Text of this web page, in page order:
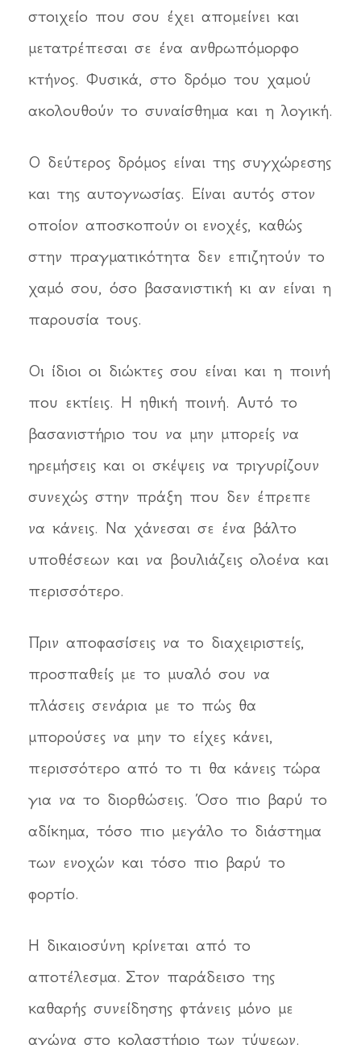
στοιχείο που σου έχει απομείνει και
μετατρέπεσαι σε ένα ανθρωπόμορφο
κτήνος. Φυσικά, στο δρόμο του χαμού
ακολουθούν το συναίσθημα και η λογική.
Ο δεύτερος δρόμος είναι της συγχώρεσης
και της αυτογνωσίας. Είναι αυτός στον
οποίον αποσκοπούν οι ενοχές, καθώς
στην πραγματικότητα δεν επιζητούν το
χαμό σου, όσο βασανιστική κι αν είναι η
παρουσία τους.
Οι ίδιοι οι διώκτες σου είναι και η ποινή
που εκτίεις. Η ηθική ποινή. Αυτό το
βασανιστήριο του να μην μπορείς να
ηρεμήσεις και οι σκέψεις να τριγυρίζουν
συνεχώς στην πράξη που δεν έπρεπε
να κάνεις. Να χάνεσαι σε ένα βάλτο
υποθέσεων και να βουλιάζεις ολοένα και
περισσότερο.
Πριν αποφασίσεις να το διαχειριστείς,
προσπαθείς με το μυαλό σου να
πλάσεις σενάρια με το πώς θα
μπορούσες να μην το είχες κάνει,
περισσότερο από το τι θα κάνεις τώρα
για να το διορθώσεις. Όσο πιο βαρύ το
αδίκημα, τόσο πιο μεγάλο το διάστημα
των ενοχών και τόσο πιο βαρύ το
φορτίο.
Η δικαιοσύνη κρίνεται από το
αποτέλεσμα. Στον παράδεισο της
καθαρής συνείδησης φτάνεις μόνο με
αγώνα στο κολαστήριο των τύψεων.